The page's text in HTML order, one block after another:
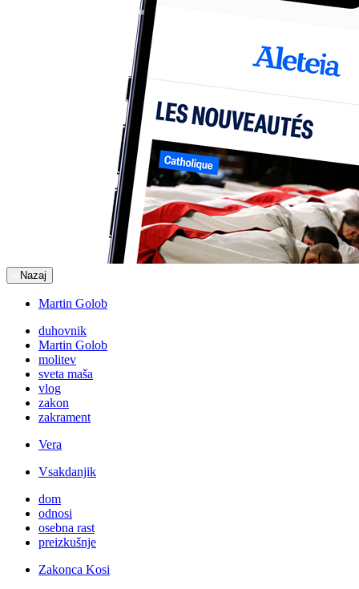
Nazaj
Martin Golob
duhovnik
Martin Golob
molitev
sveta maša
vlog
zakon
zakrament
Vera
Vsakdanjik
dom
odnosi
osebna rast
preizkušnje
Zakonca Kosi